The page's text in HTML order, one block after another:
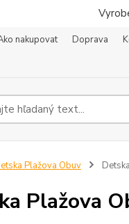
nakupovat Doprava
Plažova Obuv
Plažova